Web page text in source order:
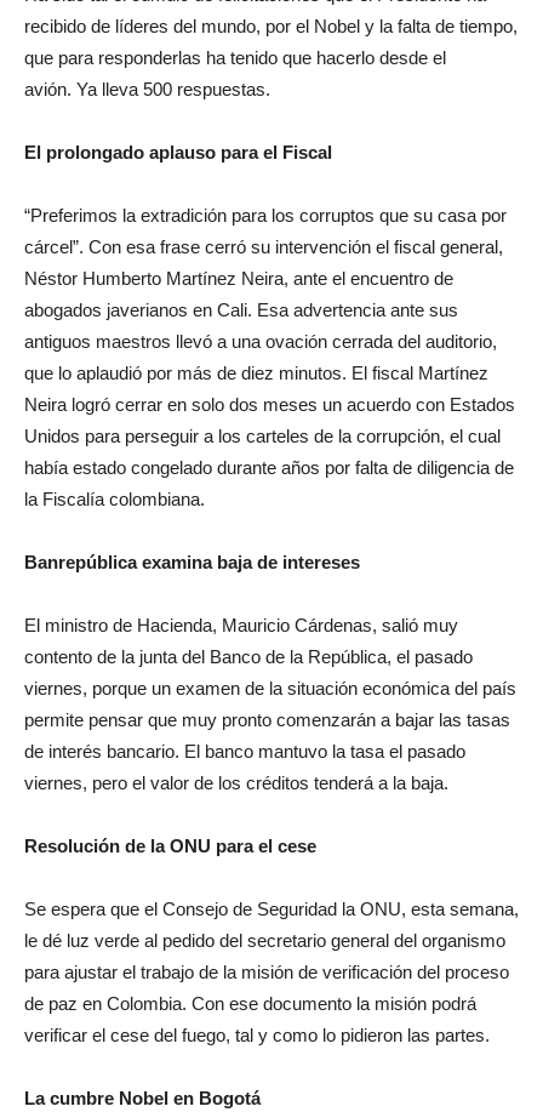
recibido de líderes del mundo, por el Nobel y la falta de tiempo,
que para responderlas ha tenido que hacerlo desde el
avión. Ya lleva 500 respuestas.
El prolongado aplauso para el Fiscal
“Preferimos la extradición para los corruptos que su casa por
cárcel”. Con esa frase cerró su intervención el fiscal general,
Néstor Humberto Martínez Neira, ante el encuentro de
abogados javerianos en Cali. Esa advertencia ante sus
antiguos maestros llevó a una ovación cerrada del auditorio,
que lo aplaudió por más de diez minutos. El fiscal Martínez
Neira logró cerrar en solo dos meses un acuerdo con Estados
Unidos para perseguir a los carteles de la corrupción, el cual
había estado congelado durante años por falta de diligencia de
la Fiscalía colombiana.
Banrepública examina baja de intereses
El ministro de Hacienda, Mauricio Cárdenas, salió muy
contento de la junta del Banco de la República, el pasado
viernes, porque un examen de la situación económica del país
permite pensar que muy pronto comenzarán a bajar las tasas
de interés bancario. El banco mantuvo la tasa el pasado
viernes, pero el valor de los créditos tenderá a la baja.
Resolución de la ONU para el cese
Se espera que el Consejo de Seguridad la ONU, esta semana,
le dé luz verde al pedido del secretario general del organismo
para ajustar el trabajo de la misión de verificación del proceso
de paz en Colombia. Con ese documento la misión podrá
verificar el cese del fuego, tal y como lo pidieron las partes.
La cumbre Nobel en Bogotá